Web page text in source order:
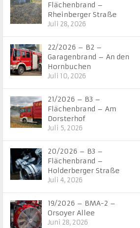
Flächenbrand –
Rheinberger Straße
Juli 28, 2026
22/2026 – B2 –
Garagenbrand – An den
Hornbuchen
Juli 10, 2026
21/2026 – B3 –
Flächenbrand – Am
Dorsterhof
Juli 5, 2026
20/2026 – B3 –
Flächenbrand –
Holderberger Straße
Juli 4, 2026
19/2026 – BMA-2 –
Orsoyer Allee
Juni 28, 2026